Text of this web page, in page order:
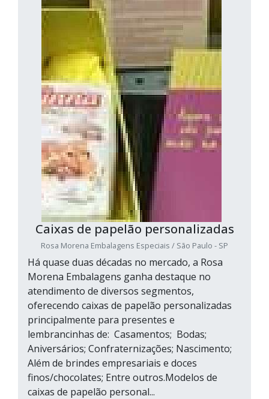
Caixas de papelão personalizadas
Rosa Morena Embalagens Especiais / São Paulo - SP
Há quase duas décadas no mercado, a Rosa
Morena Embalagens ganha destaque no
atendimento de diversos segmentos,
oferecendo caixas de papelão personalizadas
principalmente para presentes e
lembrancinhas de: Casamentos; Bodas;
Aniversários; Confraternizações; Nascimento;
Além de brindes empresariais e doces
finos/chocolates; Entre outros.Modelos de
caixas de papelão personal...